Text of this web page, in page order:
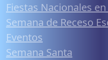
Fiestas Nacionales
Semana de Receso
Eventos
Semana Santa